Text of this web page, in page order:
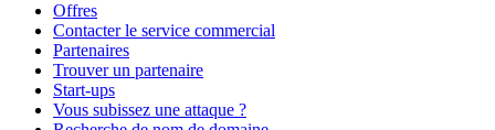
Offres
Contacter le service commercial
Partenaires
Trouver un partenaire
Start-ups
Vous subissez une attaque ?